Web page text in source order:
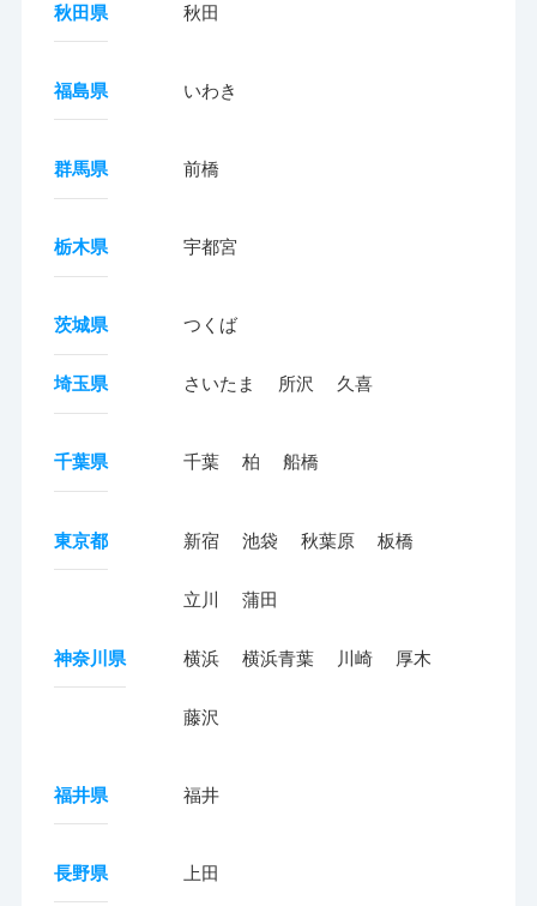
秋田県 秋田
福島県 いわき
群馬県 前橋
栃木県 宇都宮
茨城県 つくば
埼玉県 さいたま 所沢 久喜
千葉県 千葉 柏 船橋
東京都 新宿 池袋 秋葉原 板橋
立川 蒲田
神奈川県 横浜 横浜青葉 川崎 厚木
藤沢
福井県 福井
長野県 上田